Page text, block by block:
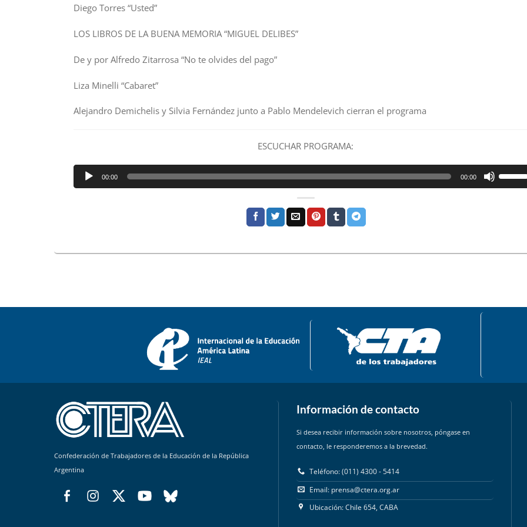
Diego Torres “Usted”
LOS LIBROS DE LA BUENA MEMORIA “MIGUEL DELIBES”
De y por Alfredo Zitarrosa “No te olvides del pago”
Liza Minelli “Cabaret”
Alejandro Demichelis y Silvia Fernández junto a Pablo Mendelevich cierran el programa
ESCUCHAR PROGRAMA:
Reproductor
de
00:00 00:00
para
Confederación de Trabajadores de la Educación de la República
Argentina
Información de contacto
Si desea recibir información sobre nosotros, póngase en
contacto, le responderemos a la brevedad.
Teléfono: (011) 4300 - 5414
Email: prensa@ctera.org.ar
Ubicación: Chile 654, CABA